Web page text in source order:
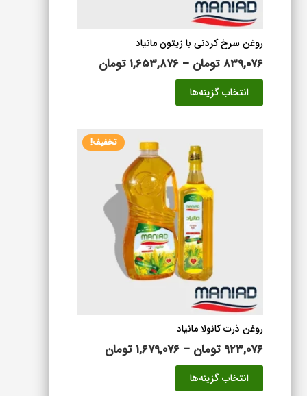
شوند
روغن سرخ کردنی با زیتون مانیاد
۸۳۹,۰۷۶تومان – ۱,۶۵۳,۸۷۶تومان
انتخاب گزینه‌ها
مختلفی
می
باشد.
گزینه
ها
ممکن
است
در
صفحه
تخفیف!
روغن ذرت کانولا مانیاد
۹۲۳,۰۷۶ تومان – ۱,۶۷۹,۰۷۶تومان
انتخاب گزینه‌ها